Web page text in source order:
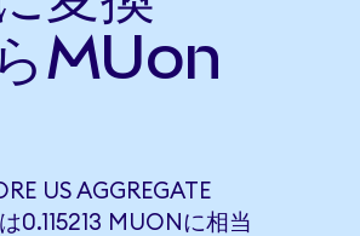
MUon
US AGGREGATE
0.115213 MUONに相当